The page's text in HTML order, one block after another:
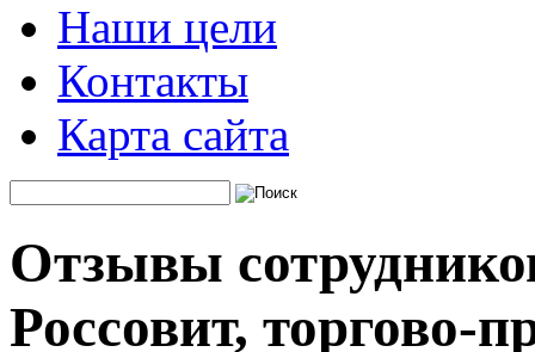
Наши цели
Контакты
Карта сайта
Отзывы
Россовит, торгово-